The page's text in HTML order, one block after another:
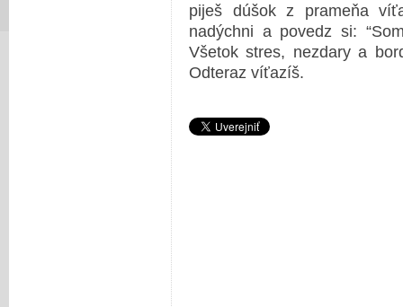
piješ dúšok z prameňa
nadýchni a povedz si:
Všetok stres, nezdary a
Odteraz víťazíš.